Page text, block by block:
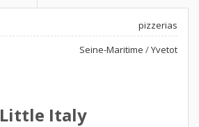
pizzerias
Seine-Maritime /Yvetot
Little Italy